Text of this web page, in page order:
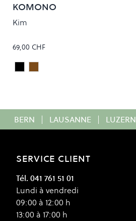
KOMONO
Kim
69,00 CHF
Colour
Black Tortoise
Havana
BERN | LAUSANNE | LUZERN
SERVICE CLIENT
Tél. 041 761 51 01
Lundi à vendredi
09:00 à 12:00 h
13:00 à 17:00 h